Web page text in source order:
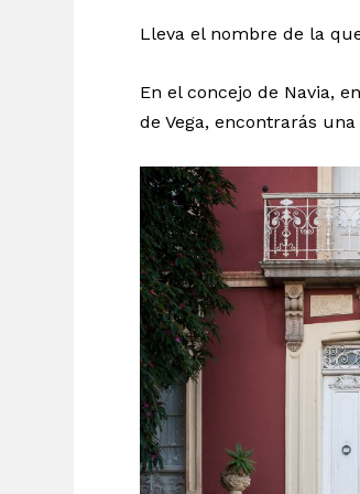
Lleva el nombre de la
En el concejo de Navia,
de Vega, encontrarás